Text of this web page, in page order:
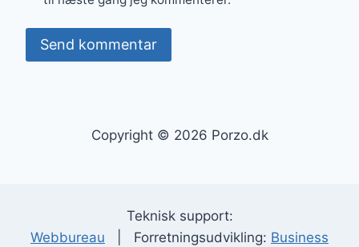
Copyright © 2026 Porzo.dk
Teknisk support:
Webbureau | Forretningsudvikling: Business